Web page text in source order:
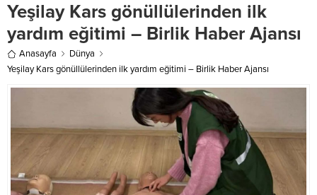
Yeşilay Kars gönüllülerinden ilk
yardım eğitimi – Birlik Haber Ajansı
Anasayfa
Dünya
Yeşilay Kars gönüllülerinden ilk yardım eğitimi – Birlik Haber Ajansı